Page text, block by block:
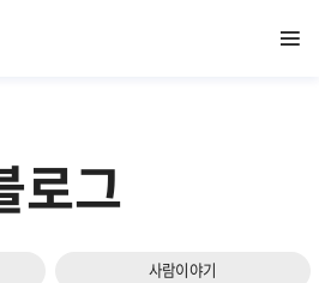
열기
로그
사람이야기
하기